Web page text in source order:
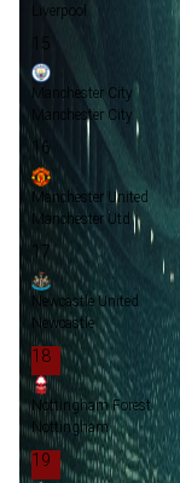
Liverpool
15
Manchester City
Manchester City
16
Manchester United
Manchester Utd
17
Newcastle United
Newcastle
18
Nottingham Forest
Nottingham
19